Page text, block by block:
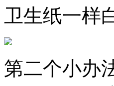
卫生纸一样
第二个小办